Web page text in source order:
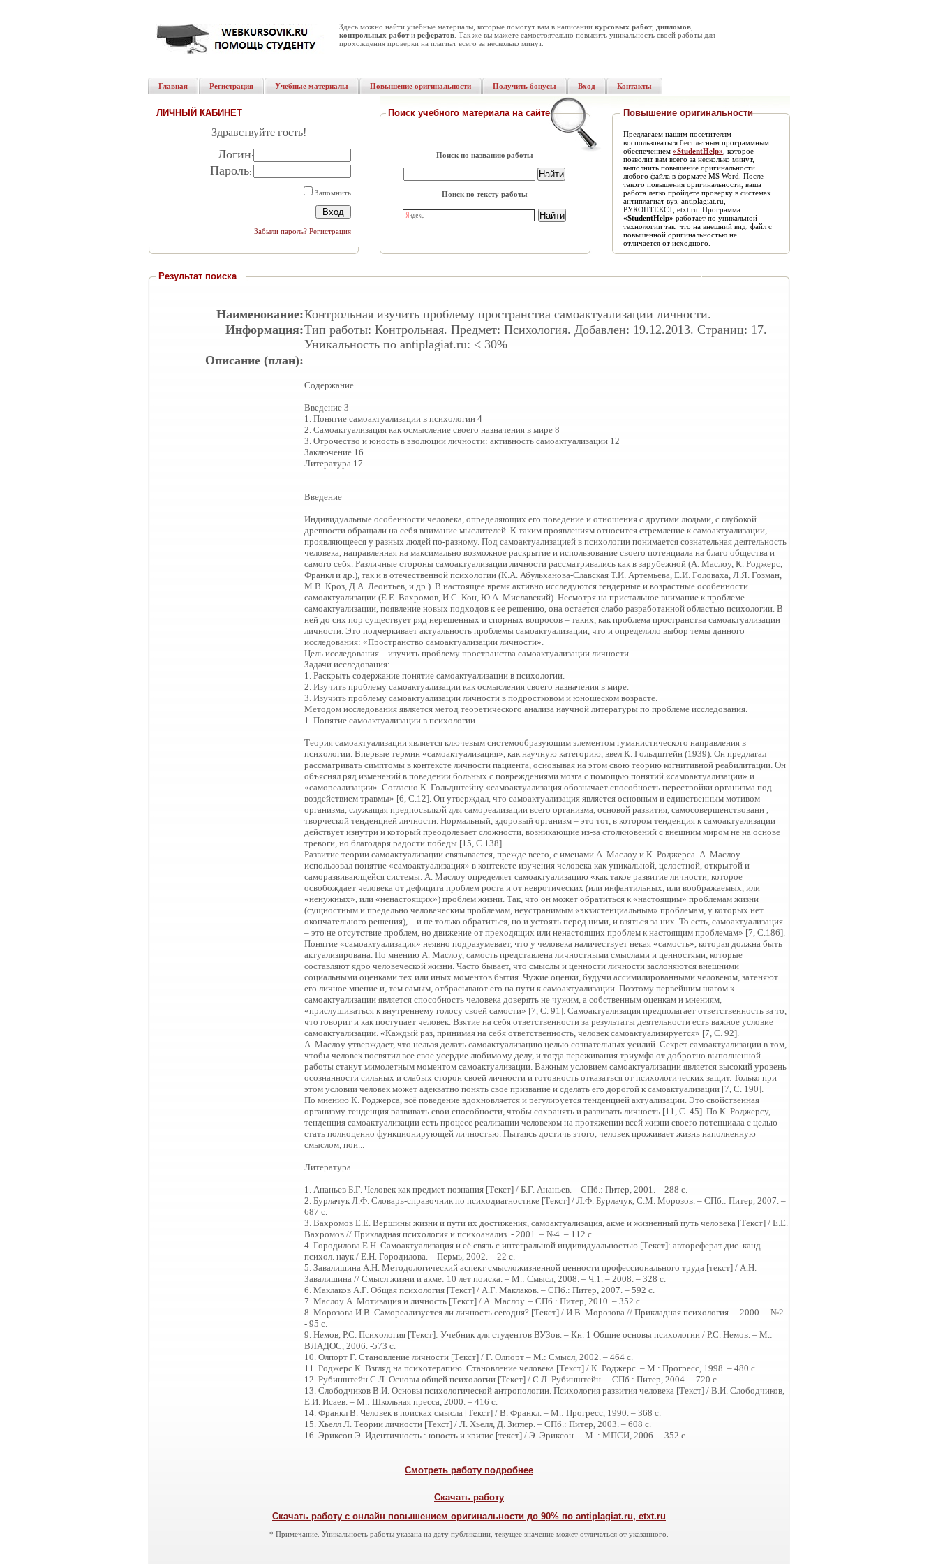
Здесь можно найти учебные материалы, которые помогут вам в написании курсовых работ, дипломов
контрольных работи рефератов . Так же вы мажете самостоятельно повысить уникальность своей работы для
прохождения проверки на плагиат всего за несколько минут.
Главная Регистрация Учебные материалы Повышение оригинальности Получить бонусы Вход Контакты
ЛИЧНЫЙ КАБИНЕТ
Здравствуйте гость!
Логин:
Пароль:
Запомнить
Забыли пароль? Регистрация
Поиск учебного материала на сайте
Поиск по названию работы
Поиск по тексту работы
Повышение оригинальности
Предлагаем нашим посетителям
воспользоваться бесплатным программным
обеспечением «StudentHelp» , которое
позволит вам всего за несколько минут,
выполнить повышение оригинальности
любого файла в формате MS Word. После
такого повышения оригинальности, ваша
работа легко пройдете проверку в системах
антиплагиат вуз, antiplagiat.ru,
РУКОНТЕКСТ, etxt.ru. Программа
«StudentHelp» работает по уникальной
технологии так, что на внешний вид, файл с
повышенной оригинальностью не
отличается от исходного.
Результат поиска
Наименование:Контрольная изучить проблему пространства самоактуализации личности.
Информация:Тип работы: Контрольная. Предмет: Психология. Добавлен: 19.12.2013. Страниц: 17.
Уникальность по antiplagiat.ru: < 30%
Описание (план):
Содержание
Введение 3
1. Понятие самоактуализации в психологии 4
2. Самоактуализация как осмысление своего назначения в мире 8
3. Отрочество и юность в эволюции личности: активность самоактуализации 12
Заключение 16
Литература 17
Введение
Индивидуальные особенности человека, определяющих его поведение и отношения с другими людьми, с глубокой
древности обращали на себя внимание мыслителей. К таким проявлениям относится стремление к самоактуализации,
проявляющееся у разных людей по-разному. Под самоактуализацией в психологии понимается сознательная деятельность
человека, направленная на максимально возможное раскрытие и использование своего потенциала на благо общества и
самого себя. Различные стороны самоактуализации личности рассматривались как в зарубежной (А. Маслоу, К. Роджерс,
Франкл и др.), так и в отечественной психологии (К.А. Абульханова-Славская Т.И. Артемьева, Е.И. Головаха, Л.Я. Гозман,
М.В. Кроз, Д.А. Леонтьев, и др.). В настоящее время активно исследуются гендерные и возрастные особенности
самоактуализации (Е.Е. Вахромов, И.С. Кон, Ю.А. Миславский). Несмотря на пристальное внимание к проблеме
самоактуализации, появление новых подходов к ее решению, она остается слабо разработанной областью психологии. В
ней до сих пор существует ряд нерешенных и спорных вопросов – таких, как проблема пространства самоактуализации
личности. Это подчеркивает актуальность проблемы самоактуализации, что и определило выбор темы данного
исследования: «Пространство самоактуализации личности».
Цель исследования – изучить проблему пространства самоактуализации личности.
Задачи исследования:
1. Раскрыть содержание понятие самоактуализации в психологии.
2. Изучить проблему самоактуализации как осмысления своего назначения в мире.
3. Изучить проблему самоактуализации личности в подростковом и юношеском возрасте.
Методом исследования является метод теоретического анализа научной литературы по проблеме исследования.
1. Понятие самоактуализации в психологии
Теория самоактуализации является ключевым системообразующим элементом гуманистического направления в
психологии. Впервые термин «самоактуализация», как научную категорию, ввел К. Гольдштейн (1939). Он предлагал
рассматривать симптомы в контексте личности пациента, основывая на этом свою теорию когнитивной реабилитации. Он
объяснял ряд изменений в поведении больных с повреждениями мозга с помощью понятий «самоактуализации» и
«самореализации». Согласно К. Гольдштейну «самоактуализация обозначает способность перестройки организма под
воздействием травмы» [6, С.12]. Он утверждал, что самоактуализация является основным и единственным мотивом
организма, служащая предпосылкой для самореализации всего организма, основой развития, самосовершенствовани ,
творческой тенденцией личности. Нормальный, здоровый организм – это тот, в котором тенденция к самоактуализации
действует изнутри и который преодолевает сложности, возникающие из-за столкновений с внешним миром не на основе
тревоги, но благодаря радости победы [15, С.138].
Развитие теории самоактуализации связывается, прежде всего, с именами А. Маслоу и К. Роджерса. А. Маслоу
использовал понятие «самоактуализация» в контексте изучения человека как уникальной, целостной, открытой и
саморазвивающейся системы. А. Маслоу определяет самоактуализацию «как такое развитие личности, которое
освобождает человека от дефицита проблем роста и от невротических (или инфантильных, или воображаемых, или
«ненужных», или «ненастоящих») проблем жизни. Так, что он может обратиться к «настоящим» проблемам жизни
(сущностным и предельно человеческим проблемам, неустранимым «экзистенциальным» проблемам, у которых нет
окончательного решения), – и не только обратиться, но и устоять перед ними, и взяться за них. То есть, самоактуализация
– это не отсутствие проблем, но движение от преходящих или ненастоящих проблем к настоящим проблемам» [7, С.186].
Понятие «самоактуализация» неявно подразумевает, что у человека наличествует некая «самость», которая должна быть
актуализирована. По мнению А. Маслоу, самость представлена личностными смыслами и ценностями, которые
составляют ядро человеческой жизни. Часто бывает, что смыслы и ценности личности заслоняются внешними
социальными оценками тех или иных моментов бытия. Чужие оценки, будучи ассимилированными человеком, затеняют
его личное мнение и, тем самым, отбрасывают его на пути к самоактуализации. Поэтому первейшим шагом к
самоактуализации является способность человека доверять не чужим, а собственным оценкам и мнениям,
«прислушиваться к внутреннему голосу своей самости» [7, С. 91]. Самоактуализация предполагает ответственность за то,
что говорит и как поступает человек. Взятие на себя ответственности за результаты деятельности есть важное условие
самоактуализации. «Каждый раз, принимая на себя ответственность, человек самоактуализируется» [7, С. 92].
А. Маслоу утверждает, что нельзя делать самоактуализацию целью сознательных усилий. Секрет самоактуализации в том,
чтобы человек посвятил все свое усердие любимому делу, и тогда переживания триумфа от добротно выполненной
работы станут мимолетным моментом самоактуализации. Важным условием самоактуализации является высокий уровень
осознанности сильных и слабых сторон своей личности и готовность отказаться от психологических защит. Только при
этом условии человек может адекватно понять свое призвание и сделать его дорогой к самоактуализации [7, С. 190].
По мнению К. Роджерса, всё поведение вдохновляется и регулируется тенденцией актуализации. Это свойственная
организму тенденция развивать свои способности, чтобы сохранять и развивать личность [11, С. 45]. По К. Роджерсу,
тенденция самоактуализации есть процесс реализации человеком на протяжении всей жизни своего потенциала с целью
стать полноценно функционирующей личностью. Пытаясь достичь этого, человек проживает жизнь наполненную
смыслом, пои...
Литература
1. Ананьев Б.Г. Человек как предмет познания [Текст] / Б.Г. Ананьев. – СПб.: Питер, 2001. – 288 с.
2. Бурлачук Л.Ф. Словарь-справочник по психодиагностике [Текст] / Л.Ф. Бурлачук, С.М. Морозов. – СПб.: Питер, 2007. –
687 с.
3. Вахромов Е.Е. Вершины жизни и пути их достижения, самоактуализация, акме и жизненный путь человека [Текст] / Е.Е.
Вахромов // Прикладная психология и психоанализ. - 2001. – №4. – 112 с.
4. Городилова Е.Н. Самоактуализация и её связь с интегральной индивидуальностью [Текст]: автореферат дис. канд.
психол. наук / Е.Н. Городилова. – Пермь, 2002. – 22 с.
5. Завалишина А.Н. Методологический аспект смысложизненной ценности профессионального труда [текст] / А.Н.
Завалишина // Смысл жизни и акме: 10 лет поиска. – М.: Смысл, 2008. – Ч.1. – 2008. – 328 с.
6. Маклаков А.Г. Общая психология [Текст] / А.Г. Маклаков. – СПб.: Питер, 2007. – 592 с.
7. Маслоу А. Мотивация и личность [Текст] / А. Маслоу. – СПб.: Питер, 2010. – 352 с.
8. Морозова И.В. Самореализуется ли личность сегодня? [Текст] / И.В. Морозова // Прикладная психология. – 2000. – №2.
- 95 с.
9. Немов, Р.С. Психология [Текст]: Учебник для студентов ВУЗов. – Кн. 1 Общие основы психологии / Р.С. Немов. – М.:
ВЛАДОС, 2006. -573 с.
10. Олпорт Г. Становление личности [Текст] / Г. Олпорт – М.: Смысл, 2002. – 464 с.
11. Роджерс К. Взгляд на психотерапию. Становление человека [Текст] / К. Роджерс. – М.: Прогресс, 1998. – 480 с.
12. Рубинштейн С.Л. Основы общей психологии [Текст] / С.Л. Рубинштейн. – СПб.: Питер, 2004. – 720 с.
13. Слободчиков В.И. Основы психологической антропологии. Психология развития человека [Текст] / В.И. Слободчиков,
Е.И. Исаев. – М.: Школьная пресса, 2000. – 416 с.
14. Франкл В. Человек в поисках смысла [Текст] / В. Франкл. – М.: Прогресс, 1990. – 368 с.
15. Хьелл Л. Теории личности [Текст] / Л. Хьелл, Д. Зиглер. – СПб.: Питер, 2003. – 608 с.
16. Эриксон Э. Идентичность : юность и кризис [текст] / Э. Эриксон. – М. : МПСИ, 2006. – 352 с.
Смотреть работу подробнее
Скачать работу
Скачать работу с онлайн повышением оригинальности до 90% по antiplagiat.ru, etxt.ru
* Примечание. Уникальность работы указана на дату публикации, текущее значение может отличаться от указанного.